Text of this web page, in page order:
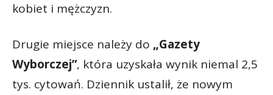
kobiet i mężczyzn.
Drugie miejsce należy do „Gazety
Wyborczej”, która uzyskała wynik niemal 2,5
tys. cytowań. Dziennik ustalił, że nowym